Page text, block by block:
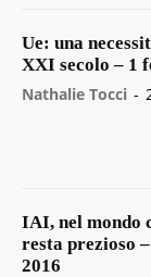
Ue: una
XXI secolo – 1
Nathalie Tocci -
IAI, nel mondo
resta prezioso
2016